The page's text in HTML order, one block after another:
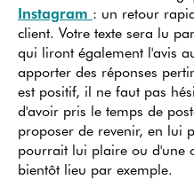
Instagram : un retour
client. Votre texte sera lu
qui liront également l'avis
apporter des réponses
est positif, il ne faut pas
d'avoir pris le temps de
proposer de revenir, en lui
pourrait lui plaire ou d'une
bientôt lieu par exemple.